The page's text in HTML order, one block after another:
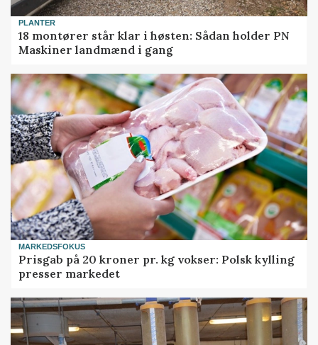
PLANTER
18 montører står klar i høsten: Sådan holder PN
Maskiner landmænd i gang
MARKEDSFOKUS
Prisgab på 20 kroner pr. kg vokser: Polsk kylling
presser markedet